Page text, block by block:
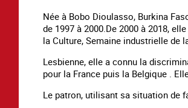
Née à Bobo Dioulasso, Burkina
de 1997 à 2000.De 2000 à 2018,
la Culture, Semaine industrielle de
Lesbienne, elle a connu la
pour la France puis la Belgique .
Le patron, utilisant sa situation de